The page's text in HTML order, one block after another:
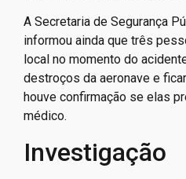
A Secretaria de Segurança
informou ainda que três
local no momento do
destroços da aeronave e
houve confirmação se elas
médico.
Investigação